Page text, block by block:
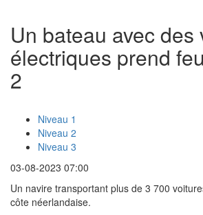
Un bateau avec des
électriques prend
2
Niveau 1
Niveau 2
Niveau 3
03-08-2023 07:00
Un navire transportant plus de 3 700
côte néerlandaise.